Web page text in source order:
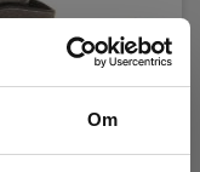
Om